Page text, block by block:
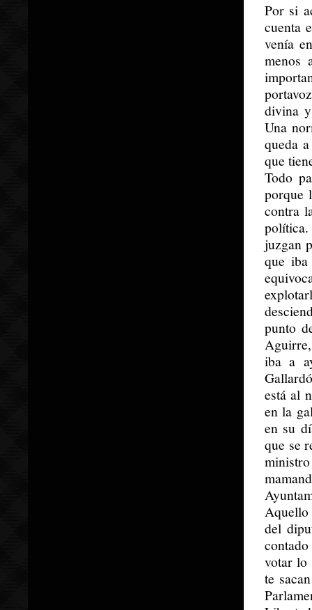
Por si
cuenta
venía
menos
divina
Una
queda
que
Todo
porque
contra
juzgan
que
punto
iba a
está al
en la
en su
que se
ministro
Aquello
del
votar lo
te